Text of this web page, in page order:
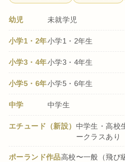
幼児 未就学児
小学1・2年小学1・2年生
小学3・4年小学3・4年生
小学5・6年小学5・6年生
中学 中学生
エチュード（新設） 中学生・高校
ークラスあり
ポーランド作品高校〜一般（飛び